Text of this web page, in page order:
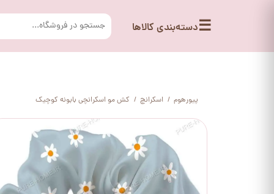
☰دسته‌بندی کالاها
پیورهوم اسکرانچ کش مو اسکرانچی بابونه کوچیک